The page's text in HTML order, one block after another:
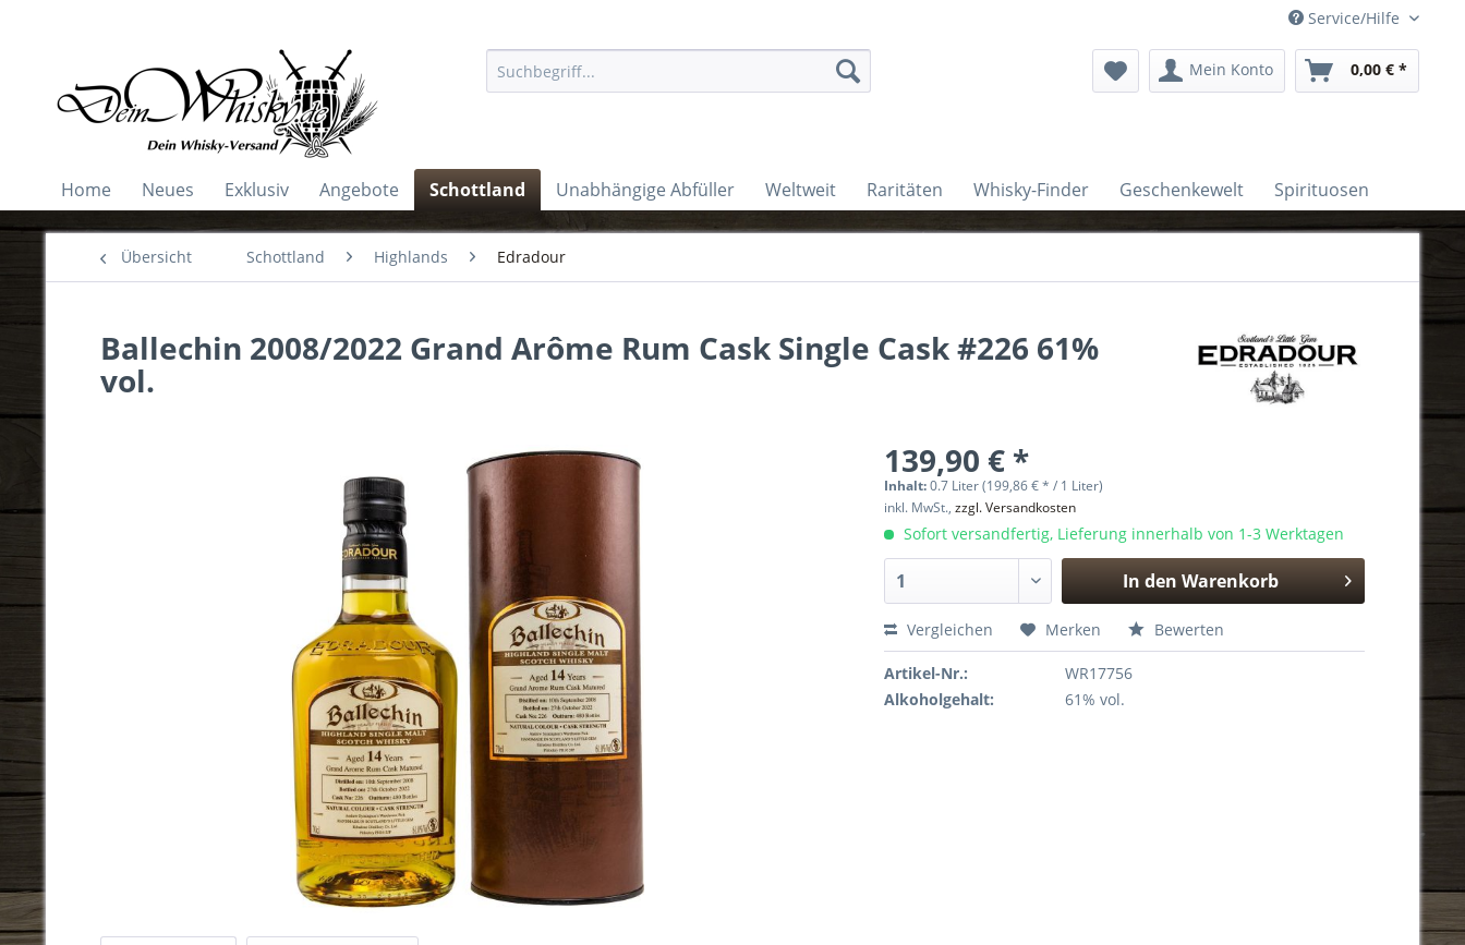
Service/Hilfe
Mein Konto 0,00 € *
Home Neues Exklusiv Angebote Schottland Unabhängige Abfüller Weltweit Raritäten Whisky-Finder Geschenkewelt Spirituosen
Übersicht Schottland Highlands Edradour
Ballechin 2008/2022 Grand Arôme Rum Cask Single Cask #226 61%
vol.
139,90 € *
Inhalt:0.7 Liter (199,86 € * / 1 Liter)
inkl. MwSt.,zzgl. Versandkosten
Sofort versandfertig, Lieferung innerhalb von 1-3 Werktagen
In den Warenkorb
Hinzugefügt
Vergleichen Merken Bewerten
Artikel-Nr.:
WR17756
Alkoholgehalt:
61% vol.